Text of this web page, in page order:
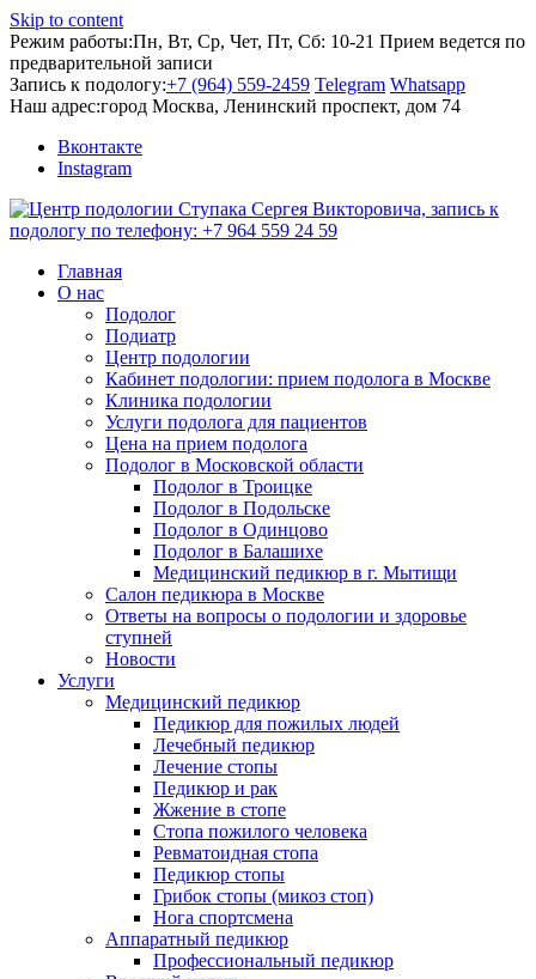
Skip to content
Режим работы:Пн, Вт, Ср, Чет, Пт, Сб: 10-21 Прием ведется по
предварительной записи
Запись к подологу:+7 (964) 559-2459 Telegram Whatsapp
Наш адрес:город Москва, Ленинский проспект, дом 74
Вконтакте
Instagram
Главная
О нас
Подолог
Подиатр
Центр подологии
Кабинет подологии: прием подолога в Москве
Клиника подологии
Услуги подолога для пациентов
Цена на прием подолога
Подолог в Московской области
Подолог в Троицке
Подолог в Подольске
Подолог в Одинцово
Подолог в Балашихе
Медицинский педикюр в г. Мытищи
Салон педикюра в Москве
Ответы на вопросы о подологии и здоровье
ступней
Новости
Услуги
Медицинский педикюр
Педикюр для пожилых людей
Лечебный педикюр
Лечение стопы
Педикюр и рак
Жжение в стопе
Стопа пожилого человека
Ревматоидная стопа
Педикюр стопы
Грибок стопы (микоз стоп)
Нога спортсмена
Аппаратный педикюр
Профессиональный педикюр